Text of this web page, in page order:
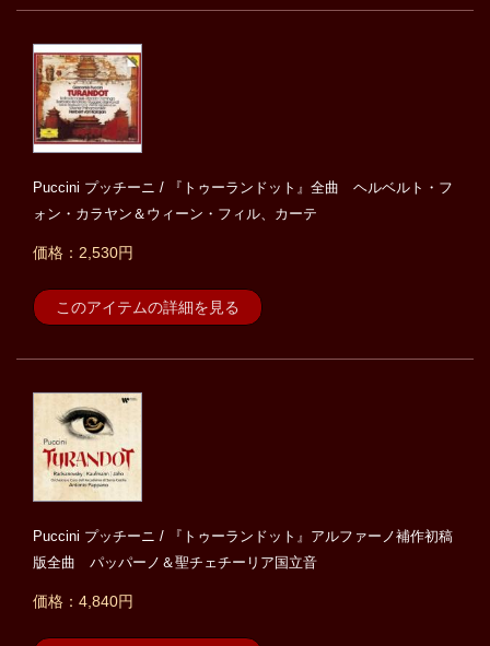
Puccini プッチーニ / 『トゥーランドット』全曲 ヘルベルト・フ
ォン・カラヤン＆ウィーン・フィル、カーテ
価格：2,530円
このアイテムの詳細を見る
Puccini プッチーニ / 『トゥーランドット』アルファーノ補作初稿
版全曲 パッパーノ＆聖チェチーリア国立音
価格：4,840円